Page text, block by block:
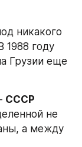
никакого
1988 году
Грузии еще
СССР
не
а между